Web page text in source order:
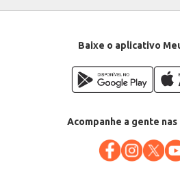
Baixe o aplicativo
Acompanhe a gente